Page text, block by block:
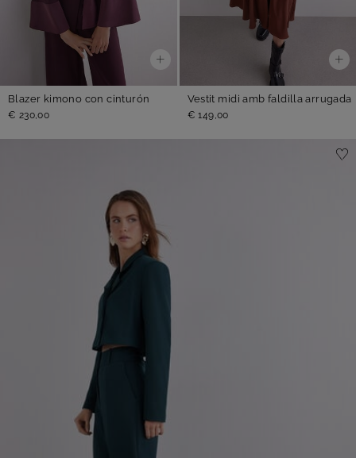
Blazer kimono con cinturón
€ 230,00
Vestit midi amb faldilla arrugada
€ 149,00